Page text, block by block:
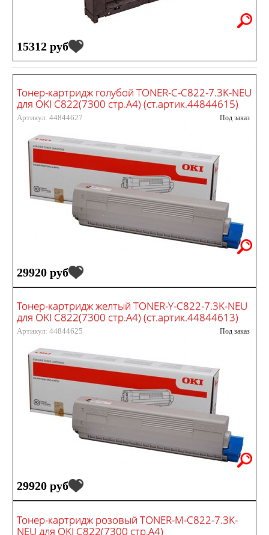
15312 руб
Тонер-картридж голубой TONER-C-C822-7.3K-NEU
для OKI C822(7300 стр.А4) (ст.артик.44844615)
Артикул: 44844627 Под заказ
29920 руб
Тонер-картридж желтый TONER-Y-C822-7.3K-NEU
для OKI C822(7300 стр.А4) (ст.артик.44844613)
Артикул: 44844625 Под заказ
29920 руб
Тонер-картридж розовый TONER-M-C822-7.3K-
NEU для OKI C822(7300 стр.А4)